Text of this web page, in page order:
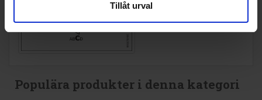
Tillåt urval
Populära produkter i denna kategori